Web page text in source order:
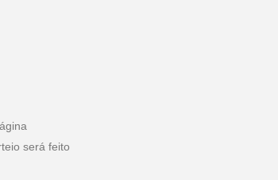
será feito